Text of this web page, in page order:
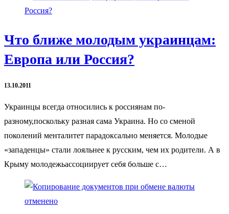
Что ближе молодым украинцам:
Европа или Россия?
13.10.2011
Украинцы всегда относились к россиянам по-
разному,поскольку разная сама Украина. Но со сменой
поколений менталитет парадоксально меняется. Молодые
«западенцы» стали лояльнее к русским, чем их родители. А в
Крыму молодежьассоциирует себя больше с…